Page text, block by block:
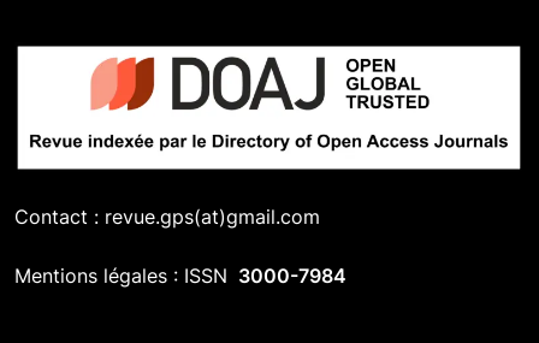
Contact : revue.gps(at)gmail.com
Mentions légales : ISSN 3000-7984